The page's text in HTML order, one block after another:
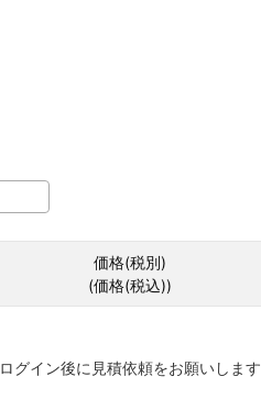
価格(税別)
(価格(税込))
ログイン後に見積依頼をお願いします